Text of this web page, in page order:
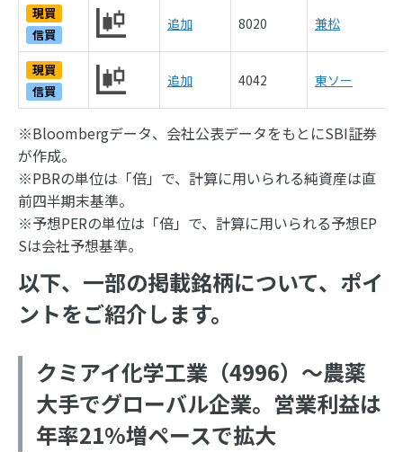
現買
信買
追加 8020 兼松
現買
信買
追加 4042 東ソー
※Bloombergデータ、会社公表データをもとにSBI証券
が作成。
※PBRの単位は「倍」で、計算に用いられる純資産は直
前四半期末基準。
※予想PERの単位は「倍」で、計算に用いられる予想EP
Sは会社予想基準。
以下、一部の掲載銘柄について、ポイ
ントをご紹介します。
クミアイ化学工業（4996）～農薬
大手でグローバル企業。営業利益は
年率21%増ペースで拡大